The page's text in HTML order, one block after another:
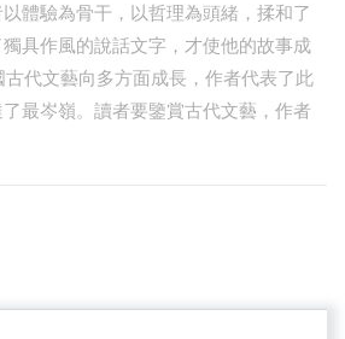
體驗為骨干，以哲理為頭緒，揉和了
具作風的說話文字，才使他的故事成
代文藝向多方面成長，作者代表了此
最岑嶺。讀者要鑒賞古代文藝，作者